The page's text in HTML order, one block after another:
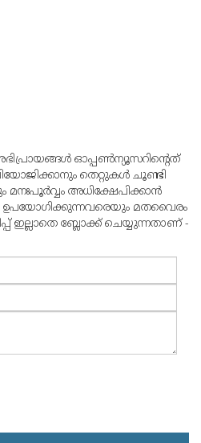
ഓപ്പൺന്യൂസറിന്റെത്
തെറ്റുകള്‍ ചൂണ്ടി
മനഃപൂര്‍വ്വം അധിക്ഷേപിക്കാന്‍
ഉപയോഗിക്കുന്നവരെയും മതവൈരം
ഇല്ലാതെ ബ്ലോക്ക് ചെയ്യുന്നതാണ് -